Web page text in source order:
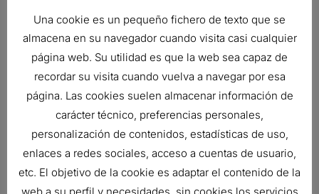
Related products
FILTRO DE AIRE, PRIMARIO
DURALITE
62,85€
Ref: C085002
Una cookie es un pequeño fichero de texto que se
almacena en su navegador cuando visita casi cualquier
página web. Su utilidad es que la web sea capaz de
recordar su visita cuando vuelva a navegar por esa
página. Las cookies suelen almacenar información de
carácter técnico, preferencias personales,
personalización de contenidos, estadísticas de uso,
enlaces a redes sociales, acceso a cuentas de usuario,
etc. El objetivo de la cookie es adaptar el contenido de la
web a su perfil y necesidades, sin cookies los servicios